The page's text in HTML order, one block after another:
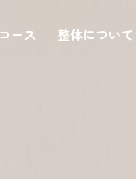
ース 整体について